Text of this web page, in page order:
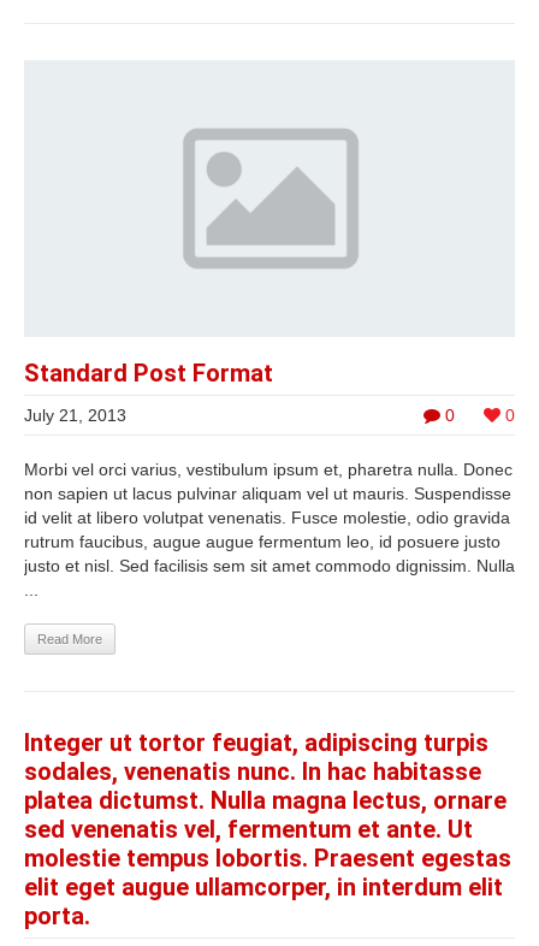
Standard Post Format
0 0
July 21, 2013
Morbi vel orci varius, vestibulum ipsum et, pharetra nulla. Donec
non sapien ut lacus pulvinar aliquam vel ut mauris. Suspendisse
id velit at libero volutpat venenatis. Fusce molestie, odio gravida
rutrum faucibus, augue augue fermentum leo, id posuere justo
justo et nisl. Sed facilisis sem sit amet commodo dignissim. Nulla
Read More
Integer ut tortor feugiat, adipiscing turpis
sodales, venenatis nunc. In hac habitasse
platea dictumst. Nulla magna lectus, ornare
sed venenatis vel, fermentum et ante. Ut
molestie tempus lobortis. Praesent egestas
elit eget augue ullamcorper, in interdum elit
porta.